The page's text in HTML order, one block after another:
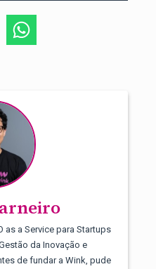
as a Service para Startups
da Inovação e
de fundar a Wink, pude